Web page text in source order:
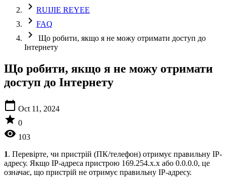
chevron_right RUIJIE REYEE
chevron_right FAQ
chevron_right
Що робити, якщо я не можу отримати доступ до
Інтернету
Що робити, якщо я не можу отримати
доступ до Інтернету
calendar_today Oct 11, 2024
star 0
visibility 103
1. Перевірте, чи пристрій (ПК/телефон) отримує правильну IP-
адресу. Якщо IP-адреса пристрою 169.254.x.x або 0.0.0.0, це
означає, що пристрій не отримує правильну IP-адресу.